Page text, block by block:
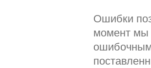
Ошибки
момент мы
ошибочным